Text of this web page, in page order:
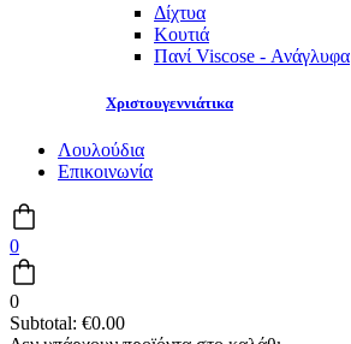
Δίχτυα
Κουτιά
Πανί Viscose - Ανάγλυφα
Χριστουγεννιάτικα
Λουλούδια
Επικοινωνία
0
0
Subtotal: €0.00